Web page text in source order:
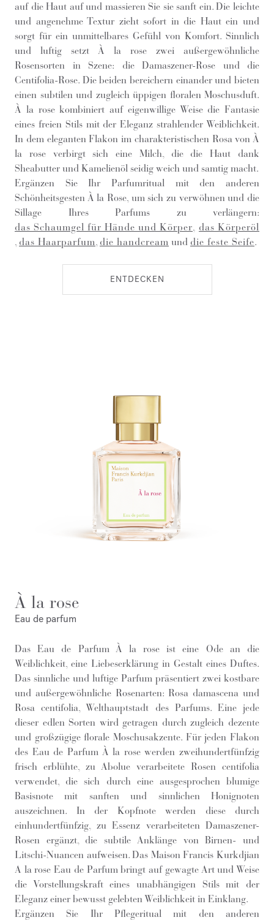
auf die Haut auf und massieren Sie sie sanft ein. Die leichte
und angenehme Textur zieht sofort in die Haut ein und
sorgt für ein unmittelbares Gefühl von Komfort. Sinnlich
und luftig setzt À la rose zwei außergewöhnliche
Rosensorten in Szene: die Damaszener-Rose und die
Centifolia-Rose. Die beiden bereichern einander und bieten
einen subtilen und zugleich üppigen floralen Moschusduft.
À la rose kombiniert auf eigenwillige Weise die Fantasie
eines freien Stils mit der Eleganz strahlender Weiblichkeit.
In dem eleganten Flakon im charakteristischen Rosa von À
la rose verbirgt sich eine Milch, die die Haut dank
Sheabutter und Kamelienöl seidig weich und samtig macht.
Ergänzen Sie Ihr Parfumritual mit den anderen
Schönheitsgesten À la Rose, um sich zu verwöhnen und die
Sillage Ihres Parfums zu verlängern:
das Schaumgel für Hände und Körper
das Körperöl
das Haarparfum die handcream und die feste Seife.
ENTDECKEN
À la rose
Eau de parfum
Das Eau de Parfum À la rose ist eine Ode an die
Weiblichkeit, eine Liebeserklärung in Gestalt eines Duftes.
Das sinnliche und luftige Parfum präsentiert zwei kostbare
und außergewöhnliche Rosenarten: Rosa damascena und
Rosa centifolia, Welthauptstadt des Parfums. Eine jede
dieser edlen Sorten wird getragen durch zugleich dezente
und großzügige florale Moschusakzente. Für jeden Flakon
des Eau de Parfum À la rose werden zweihundertfünfzig
frisch erblühte, zu Abolue verarbeitete Rosen centifolia
verwendet, die sich durch eine ausgesprochen blumige
Basisnote mit sanften und sinnlichen Honignoten
auszeichnen. In der Kopfnote werden diese durch
einhundertfünfzig, zu Essenz verarbeiteten Damaszener-
Rosen ergänzt, die subtile Anklänge von Birnen- und
Litschi-Nuancen aufweisen. Das Maison Francis Kurkdjian
A la rose Eau de Parfum bringt auf gewagte Art und Weise
die Vorstellungskraft eines unabhängigen Stils mit der
Eleganz einer bewusst gelebten Weiblichkeit in Einklang.
Ergänzen Sie Ihr Pflegeritual mit den anderen